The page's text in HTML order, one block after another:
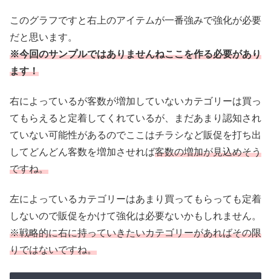
このグラフですと右上のアイテムが一番強みで強化が必要
だと思います。
※今回のサンプルではありませんねここを作る必要があり
ます！
右によっているが客数が増加していないカテゴリーは買っ
てもらえると定着してくれているが、まだあまり認知され
ていない可能性があるのでここはチラシなど販促を打ち出
してどんどん客数を増加させれば客数の増加が見込めそう
ですね。
左によっているカテゴリーはあまり買ってもらっても定着
しないので販促をかけて強化は必要ないかもしれません。
※戦略的に右に持っていきたいカテゴリーがあればその限
りではないですね。